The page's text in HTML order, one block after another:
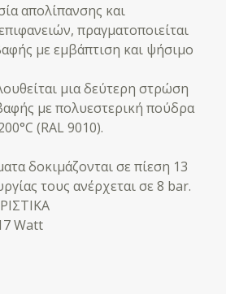
απολίπανσης και
πραγματοποιείται
με εμβάπτιση και ψήσιμο
μια δεύτερη στρώση
με πολυεστερική πούδρα
(RAL 9010).
δοκιμάζονται σε πίεση 13
τους ανέρχεται σε 8 bar.
Watt